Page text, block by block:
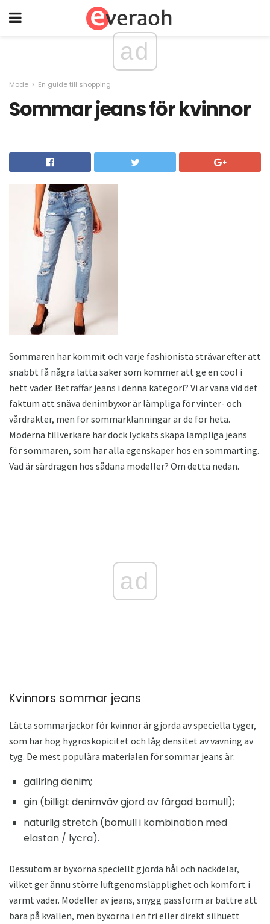
ad
Mode En guide till shopping
Sommar jeans för kvinnor
Sommaren har kommit och varje fashionista strävar efter att
snabbt få några lätta saker som kommer att ge en cool i
hett väder. Beträffar jeans i denna kategori? Vi är vana vid det
faktum att snäva denimbyxor är lämpliga för vinter- och
vårdräkter, men för sommarklänningar är de för heta.
Moderna tillverkare har dock lyckats skapa lämpliga jeans
för sommaren, som har alla egenskaper hos en sommarting.
Vad är särdragen hos sådana modeller? Om detta nedan.
ad
Kvinnors sommar jeans
Lätta sommarjackor för kvinnor är gjorda av speciella tyger,
som har hög hygroskopicitet och låg densitet av vävning av
tyg. De mest populära materialen för sommar jeans är:
gallring denim;
gin (billigt denimväv gjord av färgad bomull);
naturlig stretch (bomull i kombination med
elastan / lycra).
Dessutom är byxorna speciellt gjorda hål och nackdelar,
vilket ger ännu större luftgenomsläpplighet och komfort i
varmt väder. Modeller av jeans, snygg passform är bättre att
bära på kvällen, men byxorna i en fri eller direkt silhuett